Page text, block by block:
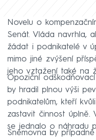
Novelu o
Senát. Vláda navrhla,
žádat i podnikatelé v
mimo jiné zvýšení
jeho vztažení také na
Opoziční
by hradil plnou výši
podnikatelům, kteří
zastavit činnost úplně.
se jednalo o náhradu
Sněmovna by